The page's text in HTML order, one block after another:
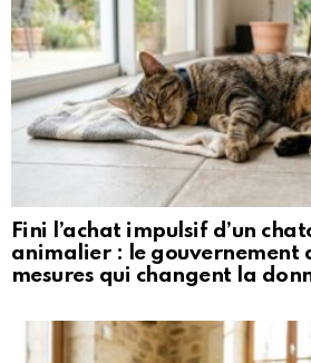
Fini l’achat impulsif d’un
animalier : le gouvernement
mesures qui changent la